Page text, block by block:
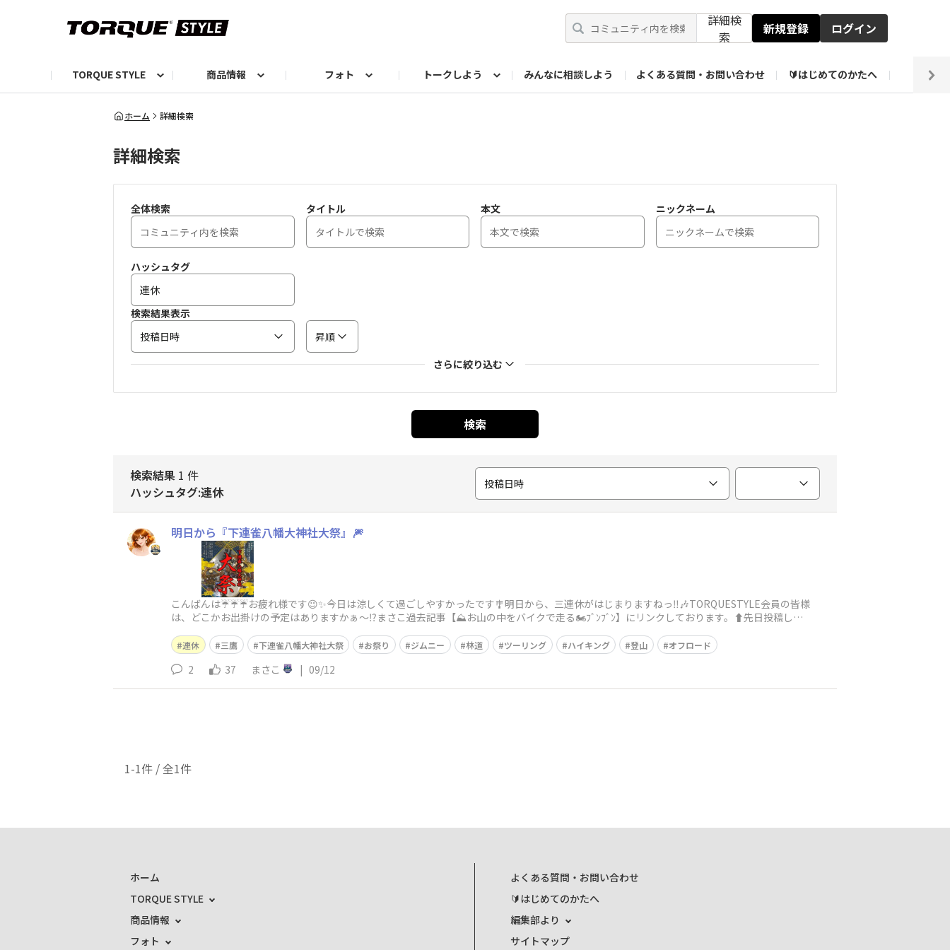
詳細検
索
新規登録 ログイン
TORQUE STYLE
お知らせ TORQUIZ【投票企画】
商品情報
TORQUEニュース
フォト
TORQUEフォト
トークしよう
自己紹介しよう
みんなに相談しよう よくある質問・お問い合わせ 🔰はじめてのかたへ 編集
編集部の日常フォト
ホーム 詳細検索
詳細検索
全体検索 タイトル 本文 ニックネーム
ハッシュタグ
検索結果表示
投稿日時
昇順
さらに絞り込む
検索
検索結果 1 件
ハッシュタグ:連休
投稿日時
明日から『下連雀八幡大神社大祭』🎆
こんばんは☔☔☔お疲れ様です😉✨今日は涼しくて過ごしやすかったです🎐明日から、三連休がはじまりますねっ‼️🎶TORQUESTYLE会員の皆様
は、どこかお出掛けの予定はありますかぁ～⁉️まさこ過去記事【⛰️お山の中をバイクで走る🏍️ﾌﾞﾝﾌﾞﾝ】にリンクしております。⬆️先日投稿した
連休 三鷹 下連雀八幡大神社大祭 お祭り ジムニー 林道 ツーリング ハイキング 登山 オフロード
2 37 まさこ | 09/12
1-1件 / 全1件
ホーム
TORQUE STYLE
商品情報
フォト
よくある質問・お問い合わせ
🔰はじめてのかたへ
編集部より
サイトマップ